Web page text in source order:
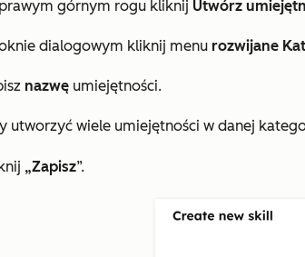
górnym rogu kliknij Utwórz
dialogowym kliknij menu rozwijane
nazwę umiejętności.
utworzyć wiele umiejętności w danej
„Zapisz”.